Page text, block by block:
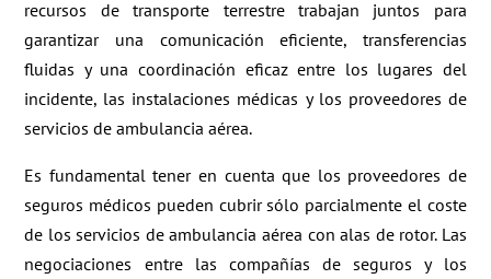
recursos de transporte terrestre trabajan juntos para
garantizar una comunicación eficiente, transferencias
fluidas y una coordinación eficaz entre los lugares del
incidente, las instalaciones médicas y los proveedores de
servicios de ambulancia aérea.
Es fundamental tener en cuenta que los proveedores de
seguros médicos pueden cubrir sólo parcialmente el coste
de los servicios de ambulancia aérea con alas de rotor. Las
negociaciones entre las compañías de seguros y los